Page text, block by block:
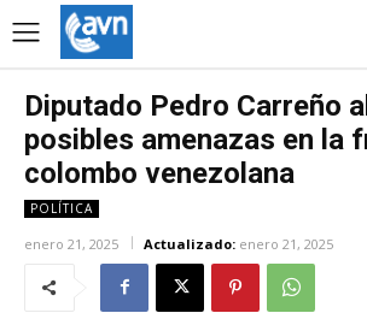
Diputado Pedro Carreño
posibles amenazas en la
colombo venezolana
POLÍTICA
enero 21, 2025 Actualizado: enero 21, 2025